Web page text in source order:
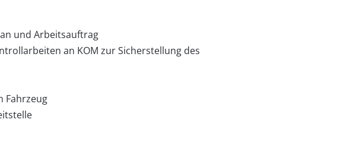
und Arbeitsauftrag
an KOM zur Sicherstellung des
Fahrzeug